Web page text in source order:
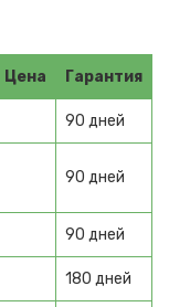
Цена Гарантия
90 дней
90 дней
90 дней
180 дней